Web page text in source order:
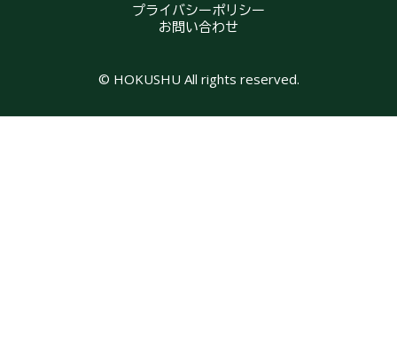
プライバシーポリシー
お問い合わせ
© HOKUSHU All rights reserved.